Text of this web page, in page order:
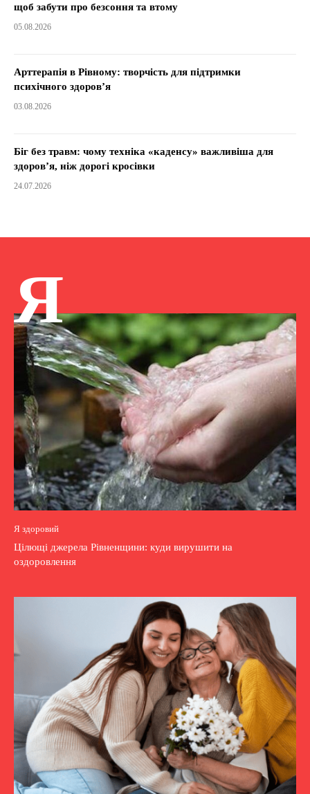
щоб забути про безсоння та втому
05.08.2026
Арттерапія в Рівному: творчість для підтримки
психічного здоров’я
03.08.2026
Біг без травм: чому техніка «каденсу» важливіша для
здоров’я, ніж дорогі кросівки
24.07.2026
Я
Я здоровий
Цілющі джерела Рівненщини: куди вирушити на
оздоровлення